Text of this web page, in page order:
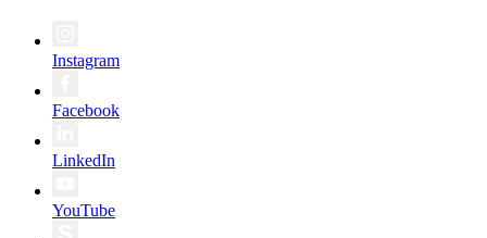
Instagram
Facebook
LinkedIn
YouTube